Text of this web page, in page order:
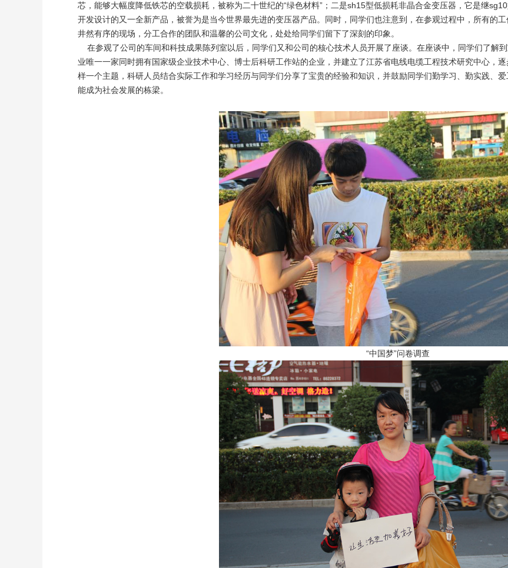
芯，能够大幅度降低铁芯的空载损耗，被称为二十世纪的“绿色材料”；二是sh15型低损耗非晶合金变压器，它是继
开发设计的又一全新产品，被誉为是当今世界最先进的变压器产品。同时，同学们也注意到，在参观过程中，所有的
井然有序的现场，分工合作的团队和温馨的公司文化，处处给同学们留下了深刻的印象。
在参观了公司的车间和科技成果陈列室以后，同学们又和公司的核心技术人员开展了座谈。在座谈中，同学们了解
业唯一一家同时拥有国家级企业技术中心、博士后科研工作站的企业，并建立了江苏省电线电缆工程技术研究中心，
样一个主题，科研人员结合实际工作和学习经历与同学们分享了宝贵的经验和知识，并鼓励同学们勤学习、勤实践、
能成为社会发展的栋梁。
“中国梦”问卷调查